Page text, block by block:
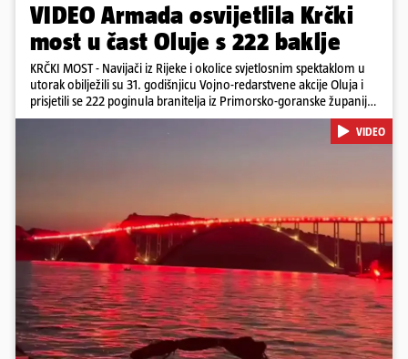
VIDEO Armada osvijetlila Krčki
most u čast Oluje s 222 baklje
KRČKI MOST - Navijači iz Rijeke i okolice svjetlosnim spektaklom u
utorak obilježili su 31. godišnjicu Vojno-redarstvene akcije Oluja i
prisjetili se 222 poginula branitelja iz Primorsko-goranske županije.
Bakljadu su priredili desetu godinu zaredom, a gledali su je s kopna
Pokretanje videa...
VIDEO